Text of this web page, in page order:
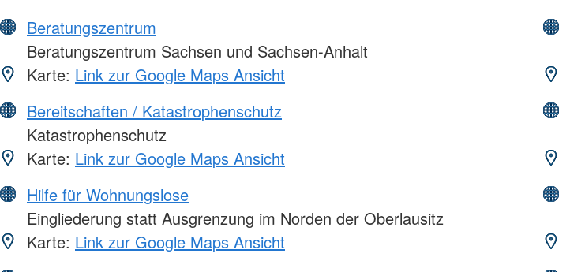
Beratungszentrum
Beratungszentrum Sachsen und Sachsen-Anhalt
Karte: Link zur Google Maps Ansicht
Bereitschaften / Katastrophenschutz
Katastrophenschutz
Karte: Link zur Google Maps Ansicht
Hilfe für Wohnungslose
Eingliederung statt Ausgrenzung im Norden der Oberlausitz
Karte: Link zur Google Maps Ansicht